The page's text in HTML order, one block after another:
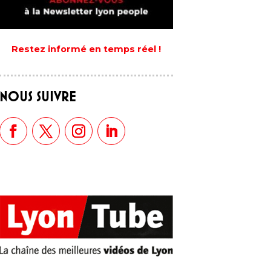
Restez informé en temps réel !
NOUS SUIVRE